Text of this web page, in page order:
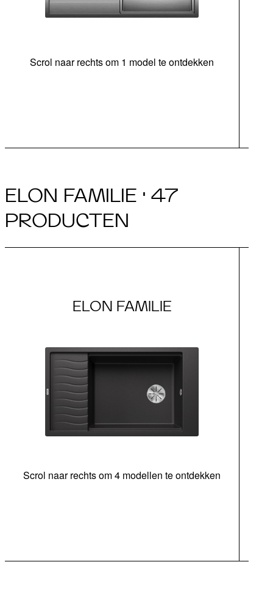
Scrol naar rechts om 1 model te ontdekken
ELON FAMILIE · 47
PRODUCTEN
ELON FAMILIE
Scrol naar rechts om 4 modellen te ontdekken